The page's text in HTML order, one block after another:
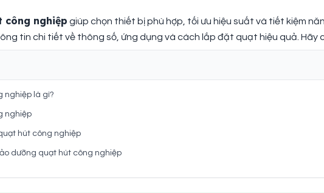
công nghiệp giúp chọn thiết bị phù hợp, tối ưu hiệu suất và tiết kiệm
tin chi tiết về thông số, ứng dụng và cách lắp đặt quạt hiệu quả. Hãy
nghiệp là gì?
nghiệp
hút công nghiệp
dưỡng quạt hút công nghiệp